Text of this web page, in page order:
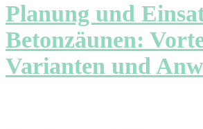
Planung und
Betonzäunen:
Varianten und